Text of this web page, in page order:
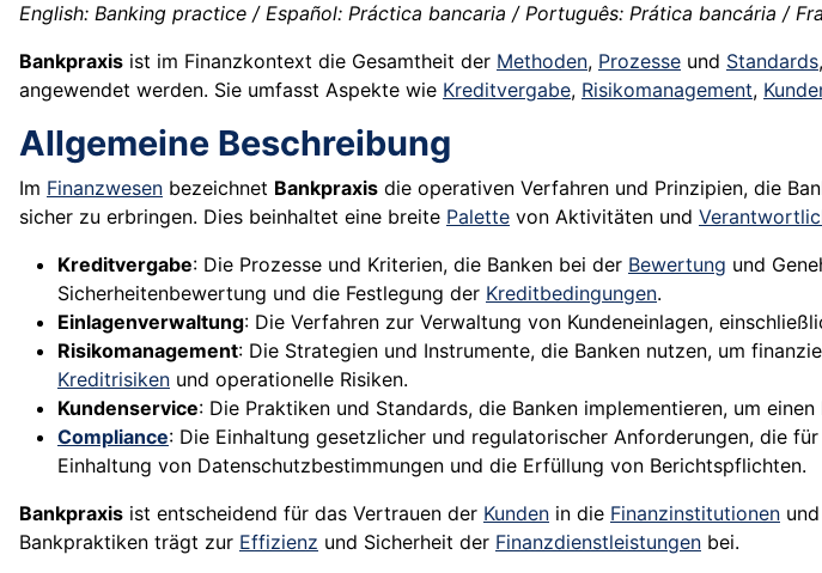
English: Banking practice / Español: Práctica bancaria / Português: Prática bancária /
Bankpraxis ist im Finanzkontext die Gesamtheit der Methoden, Prozesse und Standards
angewendet werden. Sie umfasst Aspekte wie Kreditvergabe, Risikomanagement,
Allgemeine Beschreibung
Im Finanzwesen bezeichnet Bankpraxis die operativen Verfahren und Prinzipien, die
sicher zu erbringen. Dies beinhaltet eine breite Palette von Aktivitäten und
Kreditvergabe: Die Prozesse und Kriterien, die Banken bei der Bewertung und
Sicherheitenbewertung und die Festlegung der Kreditbedingungen.
Einlagenverwaltung: Die Verfahren zur Verwaltung von Kundeneinlagen,
Risikomanagement: Die Strategien und Instrumente, die Banken nutzen, um
Kreditrisiken und operationelle Risiken.
Kundenservice: Die Praktiken und Standards, die Banken implementieren, um
Compliance: Die Einhaltung gesetzlicher und regulatorischer Anforderungen, die
Einhaltung von Datenschutzbestimmungen und die Erfüllung von Berichtspflichten.
Bankpraxis ist entscheidend für das Vertrauen der Kunden in die Finanzinstitutionen
Bankpraktiken trägt zur Effizienz und Sicherheit der Finanzdienstleistungen bei.